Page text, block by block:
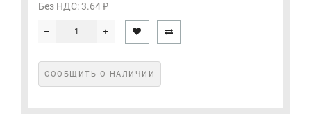
Без НДС: 3.64 ₽
СООБЩИТЬ О НАЛИЧИИ